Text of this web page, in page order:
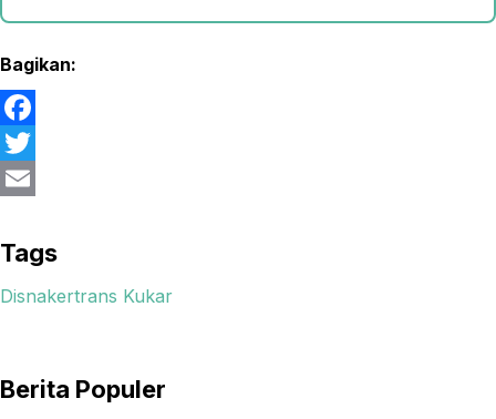
Bagikan:
F
a
e
b
k
T
i
t
r
m
a
Tags
Disnakertrans Kukar
Berita Populer